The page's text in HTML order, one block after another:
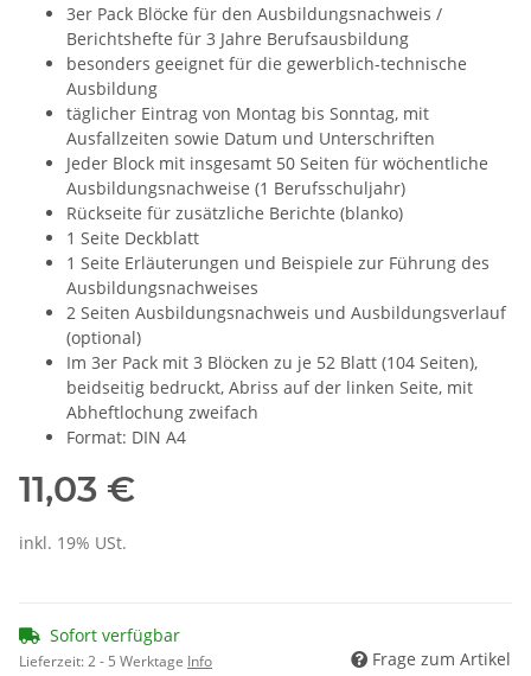
3er Pack Blöcke für den Ausbildungsnachweis /
Berichtshefte für 3 Jahre Berufsausbildung
besonders geeignet für die gewerblich-technische
Ausbildung
täglicher Eintrag von Montag bis Sonntag, mit
Ausfallzeiten sowie Datum und Unterschriften
Jeder Block mit insgesamt 50 Seiten für wöchentliche
Ausbildungsnachweise (1 Berufsschuljahr)
Rückseite für zusätzliche Berichte (blanko)
1 Seite Deckblatt
1 Seite Erläuterungen und Beispiele zur Führung des
Ausbildungsnachweises
2 Seiten Ausbildungsnachweis und Ausbildungsverlauf
(optional)
Im 3er Pack mit 3 Blöcken zu je 52 Blatt (104 Seiten),
beidseitig bedruckt, Abriss auf der linken Seite, mit
Abheftlochung zweifach
Format: DIN A4
11,03 €
inkl. 19% USt.
Sofort verfügbar
Lieferzeit:2 - 5 Werktage Info Frage zum Artikel